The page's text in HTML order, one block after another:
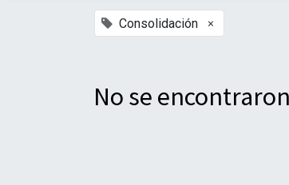
Consolidación ×
No se